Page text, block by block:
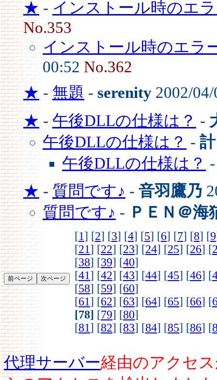
★ - インストール時のエ
No.353
インストール時のエラ
00:52 No.362
★ - 無題 - serenity 2002/
★ - 午後DLLの仕様は？ -
午後DLLの仕様は？ - 計
午後DLLの仕様は？
★ - 質問です♪ - 音羽鷹乃
質問です♪ - ＰＥＮ＠海
[1] [2] [3] [4] [5] [6] [7] [8] [9
[21] [22] [23] [24] [25] [26] [
[38] [39] [40]
[41] [42] [43] [44] [45] [46] [
[58] [59] [60]
[61] [62] [63] [64] [65] [66] [
[78] [79] [80]
[81] [82] [83] [84] [85] [86] [
代理サーバー経由のアクセ